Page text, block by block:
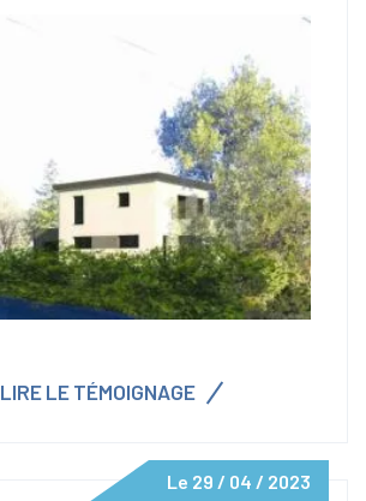
LIRE LE TÉMOIGNAGE
Le 29 / 04 / 2023